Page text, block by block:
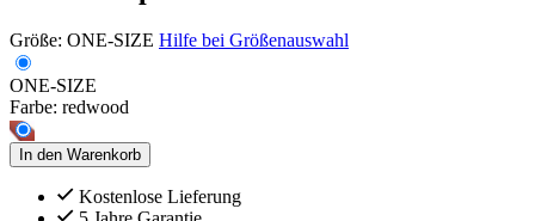
Größe: ONE-SIZE Hilfe bei Größenauswahl
ONE-SIZE
Farbe: redwood
In den Warenkorb
Kostenlose Lieferung